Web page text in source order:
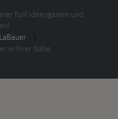
fünf Ideengärten und
in Ihrer Nähe